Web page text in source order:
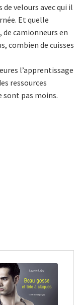
de velours avec qui il
Et quelle
de camionneurs en
combien de cuisses
l’apprentissage
ressources
sont pas moins.